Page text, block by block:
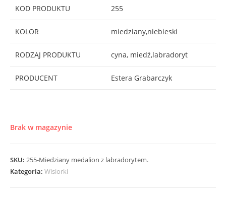
KOD PRODUKTU 255
KOLOR miedziany,niebieski
RODZAJ PRODUKTU cyna, miedź,labradoryt
PRODUCENT Estera Grabarczyk
Brak w magazynie
SKU: 255-Miedziany medalion z labradorytem.
Kategoria: Wisiorki